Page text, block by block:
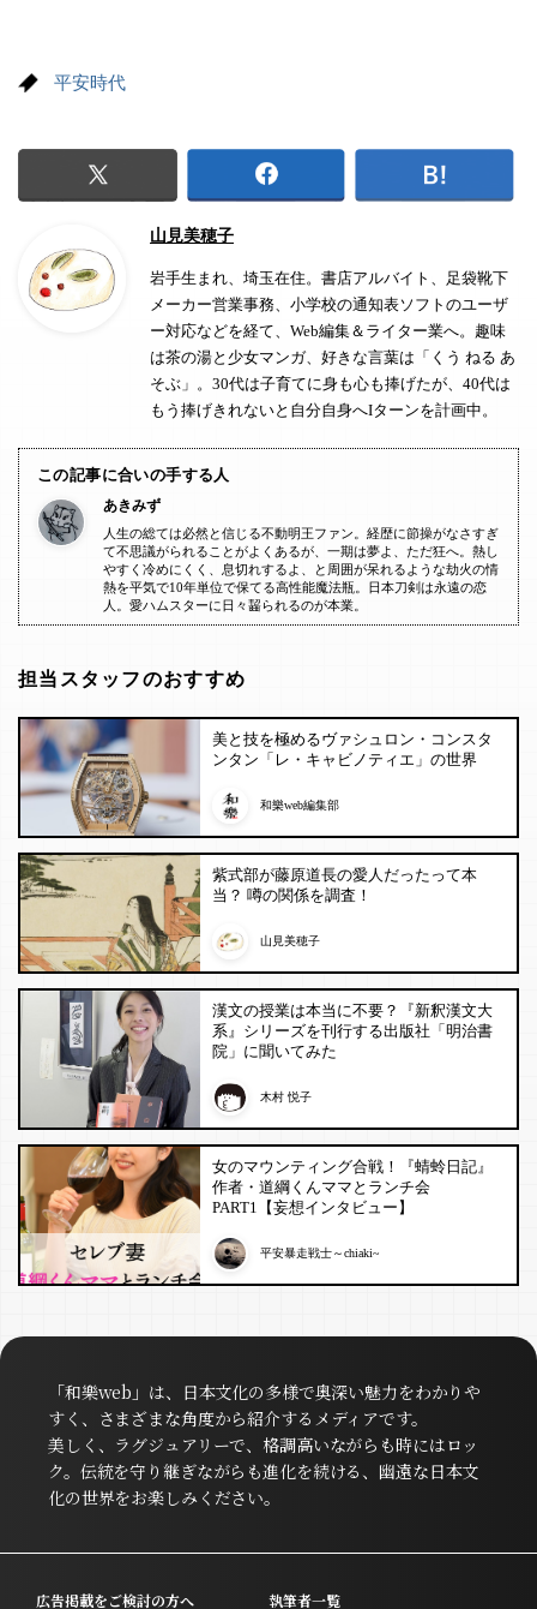
平安時代
山見美穂子
岩手生まれ、埼玉在住。書店アルバイト、足袋靴下
メーカー営業事務、小学校の通知表ソフトのユーザ
ー対応などを経て、Web編集＆ライター業へ。趣味
は茶の湯と少女マンガ、好きな言葉は「くう ねる あ
そぶ」。30代は子育てに身も心も捧げたが、40代は
もう捧げきれないと自分自身へIターンを計画中。
この記事に合いの手する人
あきみず
人生の総ては必然と信じる不動明王ファン。経歴に節操がなさすぎ
て不思議がられることがよくあるが、一期は夢よ、ただ狂へ。熱し
やすく冷めにくく、息切れするよ、と周囲が呆れるような劫火の情
熱を平気で10年単位で保てる高性能魔法瓶。日本刀剣は永遠の恋
人。愛ハムスターに日々齧られるのが本業。
担当スタッフのおすすめ
美と技を極めるヴァシュロン・コンスタ
ンタン「レ・キャビノティエ」の世界
和樂web編集部
紫式部が藤原道長の愛人だったって本
当？ 噂の関係を調査！
山見美穂子
漢文の授業は本当に不要？『新釈漢文大
系』シリーズを刊行する出版社「明治書
院」に聞いてみた
木村 悦子
女のマウンティング合戦！『蜻蛉日記』
作者・道綱くんママとランチ会
PART1【妄想インタビュー】
平安暴走戦士～chiaki~
「和樂web」は、日本文化の多様で奥深い魅力をわかりや
すく、さまざまな角度から紹介するメディアです。
美しく、ラグジュアリーで、格調高いながらも時にはロッ
ク。伝統を守り継ぎながらも進化を続ける、幽遠な日本文
化の世界をお楽しみください。
広告掲載をご検討の方へ 執筆者一覧